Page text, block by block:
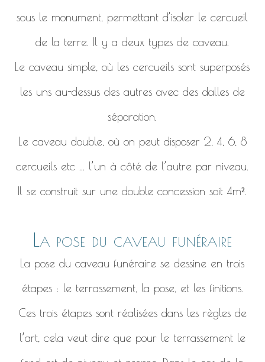
sous le monument, permettant d’isoler le cercueil
de la terre. Il y a deux types de caveau.
Le caveau simple, où les cercueils sont superposés
les uns au-dessus des autres avec des dalles de
séparation.
Le caveau double, où on peut disposer 2, 4, 6, 8
cercueils etc ... l’un à côté de l’autre par niveau.
Il se construit sur une double concession soit 4m².
La pose du caveau funéraire
La pose du caveau funéraire se dessine en trois
étapes : le terrassement, la pose, et les finitions.
Ces trois étapes sont réalisées dans les règles de
l’art, cela veut dire que pour le terrassement le